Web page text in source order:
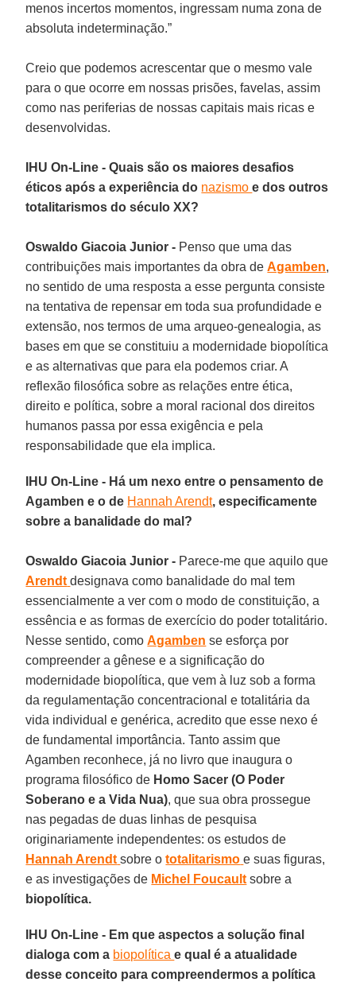
menos incertos momentos, ingressam numa zona de
absoluta indeterminação.”
Creio que podemos acrescentar que o mesmo vale
para o que ocorre em nossas prisões, favelas, assim
como nas periferias de nossas capitais mais ricas e
desenvolvidas.
IHU On-Line - Quais são os maiores desafios
éticos após a experiência do nazismoe dos outros
totalitarismos do século XX?
Oswaldo Giacoia Junior - Penso que uma das
contribuições mais importantes da obra deAgamben,
no sentido de uma resposta a esse pergunta consiste
na tentativa de repensar em toda sua profundidade e
extensão, nos termos de uma arqueo-genealogia, as
bases em que se constituiu a modernidade biopolítica
e as alternativas que para ela podemos criar. A
reflexão filosófica sobre as relações entre ética,
direito e política, sobre a moral racional dos direitos
humanos passa por essa exigência e pela
responsabilidade que ela implica.
IHU On-Line - Há um nexo entre o pensamento de
Agamben e o de Hannah Arendt, especificamente
sobre a banalidade do mal?
Oswaldo Giacoia Junior - Parece-me que aquilo que
Arendt designava como banalidade do mal tem
essencialmente a ver com o modo de constituição, a
essência e as formas de exercício do poder totalitário.
Nesse sentido, comoAgamben se esforça por
compreender a gênese e a significação do
modernidade biopolítica, que vem à luz sob a forma
da regulamentação concentracional e totalitária da
vida individual e genérica, acredito que esse nexo é
de fundamental importância. Tanto assim que
Agamben reconhece, já no livro que inaugura o
programa filosófico de Homo Sacer (O Poder
Soberano e a Vida Nua), que sua obra prossegue
nas pegadas de duas linhas de pesquisa
originariamente independentes: os estudos de
Hannah Arendt sobre ototalitarismo e suas figuras,
e as investigações de Michel Foucault sobre a
biopolítica.
IHU On-Line - Em que aspectos a solução final
dialoga com a biopolíticae qual é a atualidade
desse conceito para compreendermos a política